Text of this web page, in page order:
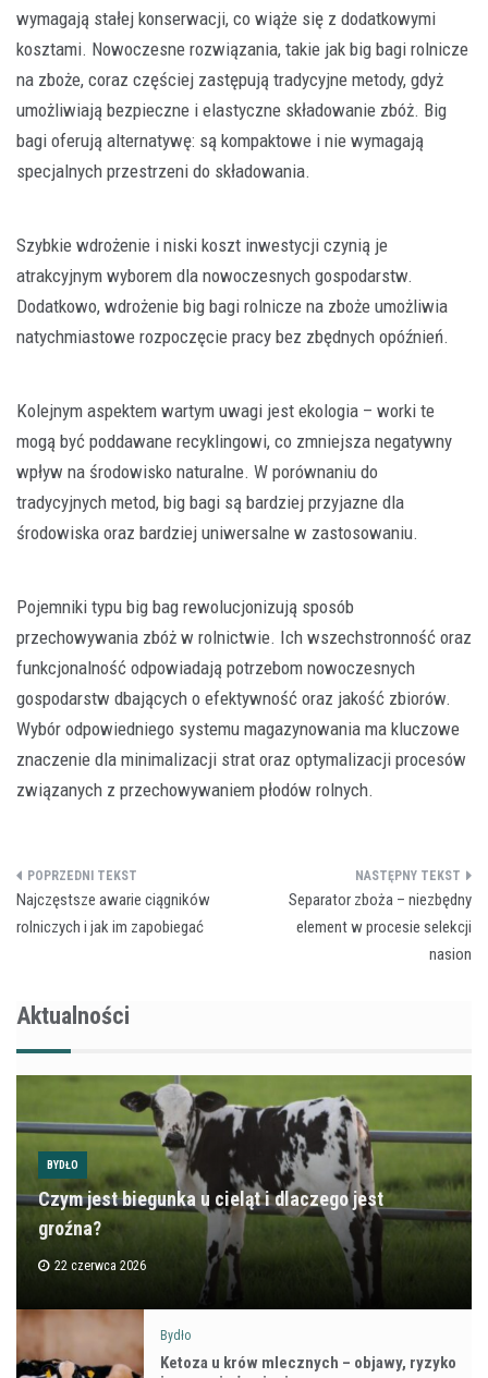
wymagają stałej konserwacji, co wiąże się z dodatkowymi
kosztami. Nowoczesne rozwiązania, takie jak big bagi rolnicze
na zboże, coraz częściej zastępują tradycyjne metody, gdyż
umożliwiają bezpieczne i elastyczne składowanie zbóż. Big
bagi oferują alternatywę: są kompaktowe i nie wymagają
specjalnych przestrzeni do składowania.
Szybkie wdrożenie i niski koszt inwestycji czynią je
atrakcyjnym wyborem dla nowoczesnych gospodarstw.
Dodatkowo, wdrożenie big bagi rolnicze na zboże umożliwia
natychmiastowe rozpoczęcie pracy bez zbędnych opóźnień.
Kolejnym aspektem wartym uwagi jest ekologia – worki te
mogą być poddawane recyklingowi, co zmniejsza negatywny
wpływ na środowisko naturalne. W porównaniu do
tradycyjnych metod, big bagi są bardziej przyjazne dla
środowiska oraz bardziej uniwersalne w zastosowaniu.
Pojemniki typu big bag rewolucjonizują sposób
przechowywania zbóż w rolnictwie. Ich wszechstronność oraz
funkcjonalność odpowiadają potrzebom nowoczesnych
gospodarstw dbających o efektywność oraz jakość zbiorów.
Wybór odpowiedniego systemu magazynowania ma kluczowe
znaczenie dla minimalizacji strat oraz optymalizacji procesów
związanych z przechowywaniem płodów rolnych.
Nawigacja
wpisu
Najczęstsze awarie ciągników
rolniczych i jak im zapobiegać
Separator zboża – niezbędny
element w procesie selekcji
nasion
Aktualności
BYDŁO
Czym jest biegunka u cieląt i dlaczego jest
groźna?
22 czerwca 2026
Bydło
Ketoza u krów mlecznych – objawy, ryzyko